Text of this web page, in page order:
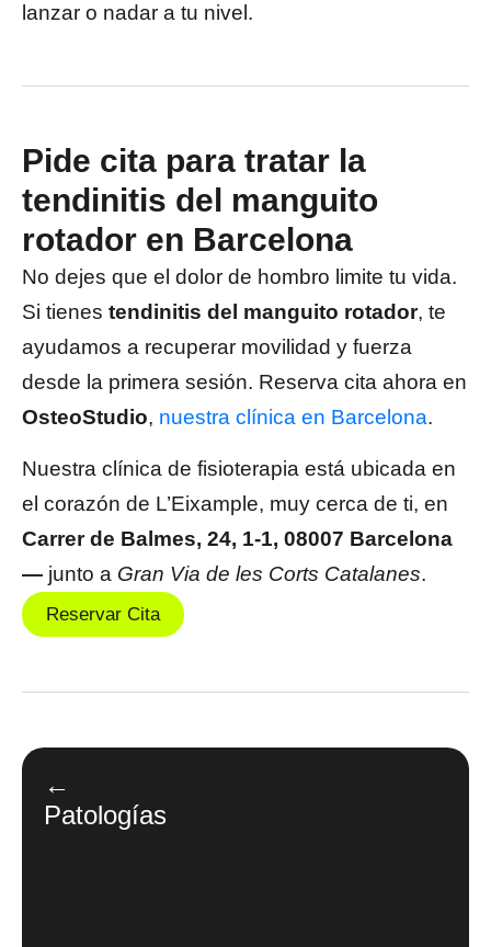
lanzar o nadar a tu nivel.
Pide cita para tratar la
tendinitis del manguito
rotador en Barcelona
No dejes que el dolor de hombro limite tu vida.
Si tienes tendinitis del manguito rotador, te
ayudamos a recuperar movilidad y fuerza
desde la primera sesión. Reserva cita ahora en
OsteoStudio, nuestra clínica en Barcelona.
Nuestra clínica de fisioterapia está ubicada en
el corazón de L’Eixample, muy cerca de ti, en
Carrer de Balmes, 24, 1-1, 08007 Barcelona
— junto a Gran Via de les Corts Catalanes.
Reservar Cita
←
Patologías